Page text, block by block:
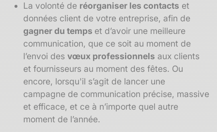
La volonté de réorganiser les contacts et
données client de votre entreprise, afin de
gagner du temps et d’avoir une meilleure
communication, que ce soit au moment de
l’envoi des vœux professionnels aux clients
et fournisseurs au moment des fêtes. Ou
encore, lorsqu'il s’agit de lancer une
campagne de communication précise, massive
et efficace, et ce à n’importe quel autre
moment de l’année.